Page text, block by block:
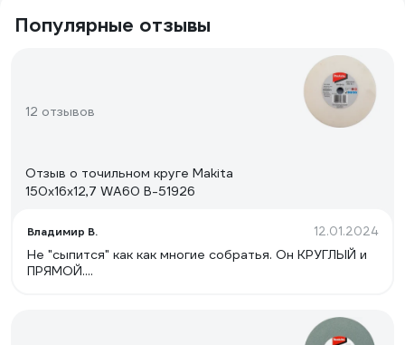
Популярные отзывы
12 отзывов
Отзыв о точильном круге Makita
150x16x12,7 WA60 B-51926
Владимир В. 12.01.2024
Не "сыпится" как как многие собратья. Он КРУГЛЫЙ и
ПРЯМОЙ....